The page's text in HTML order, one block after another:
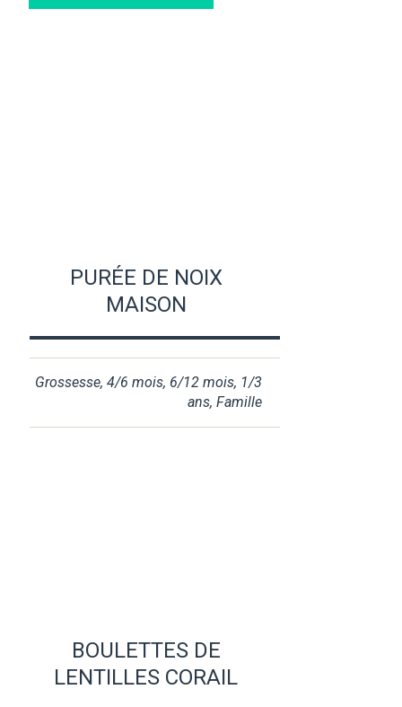
PURÉE DE NOIX
MAISON
Grossesse,4/6 mois, 6/12 mois, 1/3
ans,Famille
BOULETTES DE
LENTILLES CORAIL